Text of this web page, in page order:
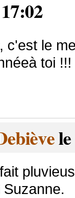
c'est le
toi !!!
le